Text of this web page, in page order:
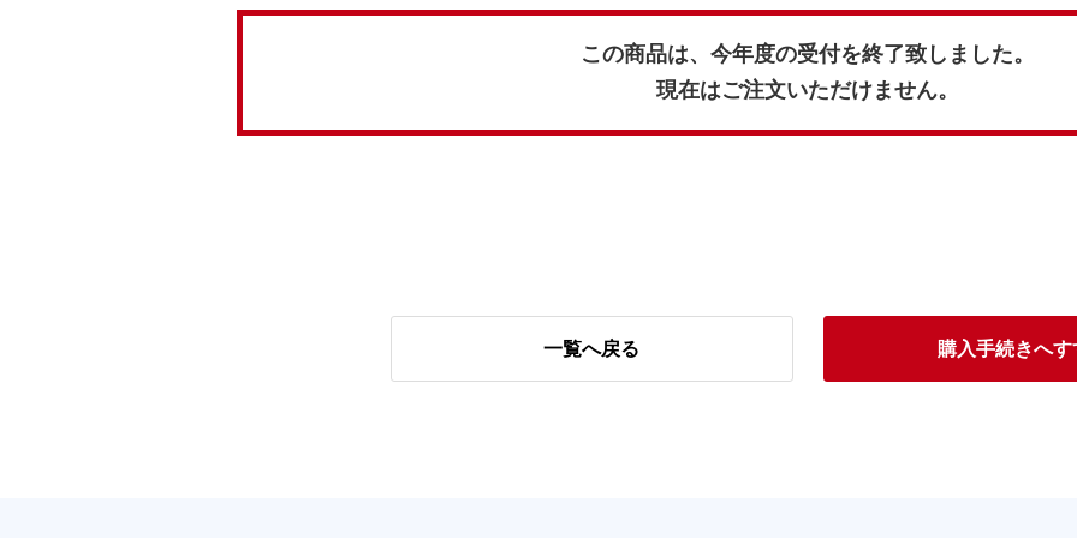
この商品は、今年度の受付を終了致しました。
現在はご注文いただけません。
購入手続きへす
一覧へ戻る